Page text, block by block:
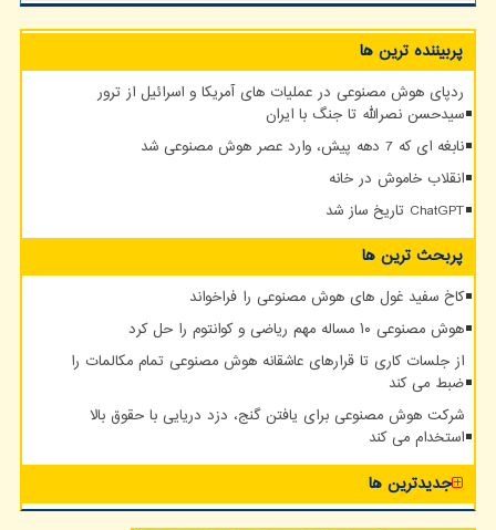
پربیننده ترین ها
ردپای هوش مصنوعی در عملیات های آمریکا و اسرائیل از ترور
سیدحسن نصرالله تا جنگ با ایران
نابغه ای که 7 دهه پیش، وارد عصر هوش مصنوعی شد
انقلاب خاموش در خانه
ChatGPT تاریخ ساز شد
پربحث ترین ها
کاخ سفید غول های هوش مصنوعی را فراخواند
هوش مصنوعی ۱۰ مساله مهم ریاضی و کوانتوم را حل کرد
از جلسات کاری تا قرارهای عاشقانه هوش مصنوعی تمام مکالمات را
ضبط می کند
شرکت هوش مصنوعی برای یافتن گنج، دزد دریایی با حقوق بالا
استخدام می کند
جدیدترین ها